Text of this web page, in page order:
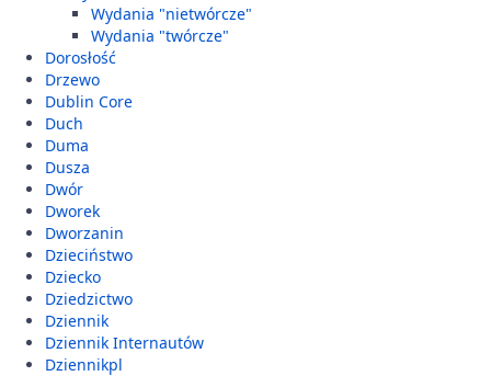
Wydania "nietwórcze"
Wydania "twórcze"
Dorosłość
Drzewo
Dublin Core
Duch
Duma
Dusza
Dwór
Dworek
Dworzanin
Dzieciństwo
Dziecko
Dziedzictwo
Dziennik
Dziennik Internautów
Dziennikpl